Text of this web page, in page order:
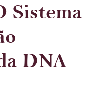
Sistema
DNA